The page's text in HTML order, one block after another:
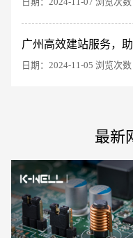
广州高效建站服务，
日期：2024-11-05 浏览次
最新